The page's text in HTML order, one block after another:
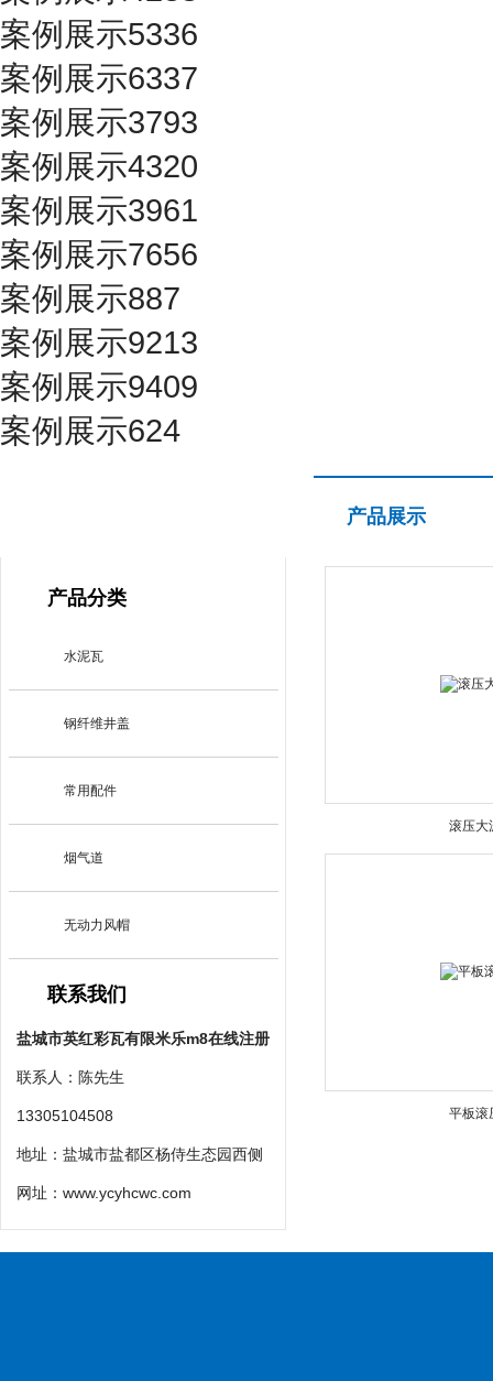
案例展示5336
案例展示6337
案例展示3793
案例展示4320
案例展示3961
案例展示7656
案例展示887
案例展示9213
案例展示9409
案例展示624
产品分类
水泥瓦
钢纤维井盖
常用配件
烟气道
无动力风帽
联系我们
盐城市英红彩瓦有限米乐m8在线注册
联系人：陈先生
13305104508
地址：盐城市盐都区杨侍生态园西侧
网址： www.ycyhcwc.com
产品展示
滚压大
平板滚